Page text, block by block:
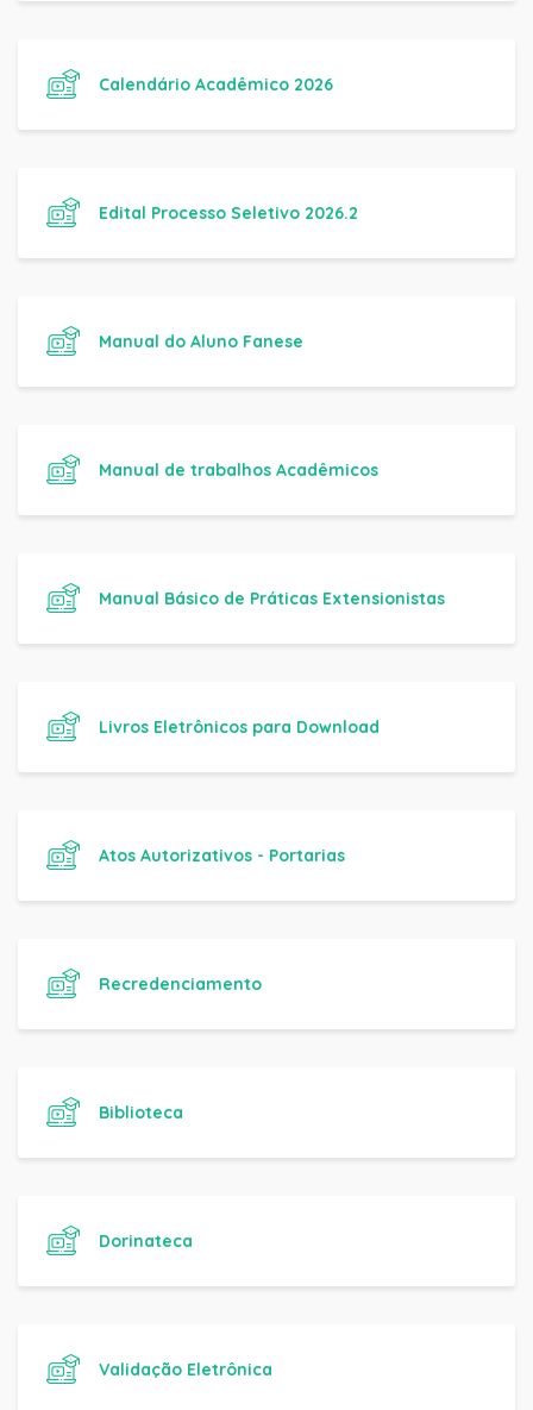
Calendário Acadêmico 2026
Edital Processo Seletivo 2026.2
Manual do Aluno Fanese
Manual de trabalhos Acadêmicos
Manual Básico de Práticas Extensionistas
Livros Eletrônicos para Download
Atos Autorizativos - Portarias
Recredenciamento
Biblioteca
Dorinateca
Validação Eletrônica